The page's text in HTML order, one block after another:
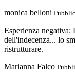
monica belloni
Esperienza negativa:
dell'indecenza... lo
ristrutturare.
Marianna Falco